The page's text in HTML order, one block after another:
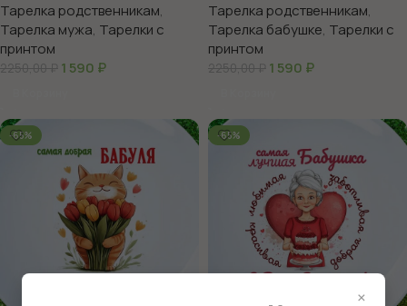
Тарелка родственникам,
Тарелка мужа, Тарелки с
принтом
2250,00₽ 1 590 ₽
Тарелка родственникам,
Тарелка бабушке, Тарелки с
принтом
2250,00₽ 1 590 ₽
-65% -65%
×